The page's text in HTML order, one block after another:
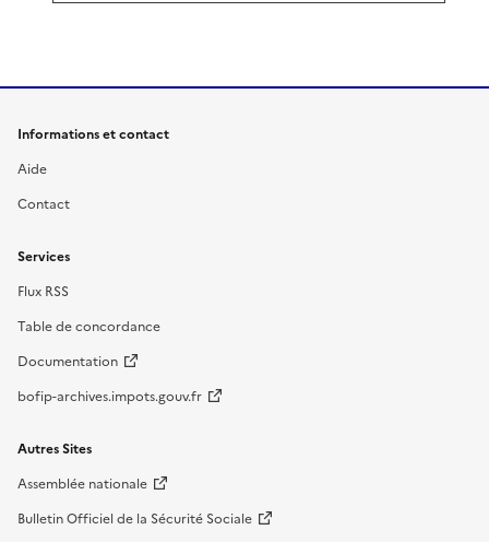
Informations et contact
Aide
Contact
Services
Flux RSS
Table de concordance
Documentation
bofip-archives.impots.gouv.fr
Autres Sites
Assemblée nationale
Bulletin Officiel de la Sécurité Sociale